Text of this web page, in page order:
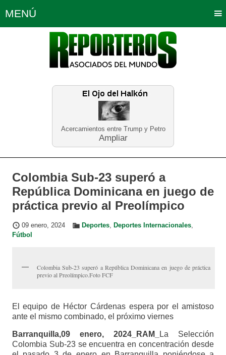
Acercamientos entre Trump y Petro
Ampliar
MENÚ
Política Opinión Bogotá
Planeta Tierra Deportes
Educación Neira
Colombia Sub-23 superó a
República Dominicana en juego de
práctica previo al Preolímpico
09 enero, 2024 Deportes, Deportes Internacionales,
Fútbol
Colombia Sub-23 superó a República Dominicana en juego de práctica
previo al Preolímpico.Foto FCF
El equipo de Héctor Cárdenas espera por el amistoso
ante el mismo combinado, el próximo viernes
Barranquilla,09 enero, 2024_RAM_
La Selección
Colombia Sub-23 se encuentra en concentración desde